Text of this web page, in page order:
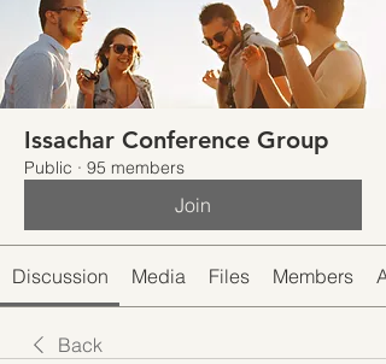
Issachar Conference Group
Public · 95 members
Join
Discussion Media Files Members
Back